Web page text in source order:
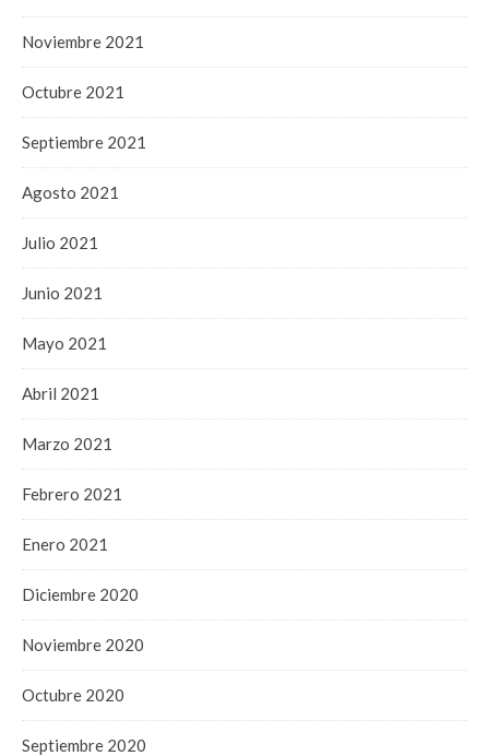
Noviembre 2021
Octubre 2021
Septiembre 2021
Agosto 2021
Julio 2021
Junio 2021
Mayo 2021
Abril 2021
Marzo 2021
Febrero 2021
Enero 2021
Diciembre 2020
Noviembre 2020
Octubre 2020
Septiembre 2020